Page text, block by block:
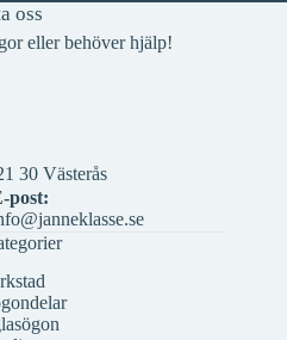
oss
eller behöver hjälp!
30 Västerås
post: